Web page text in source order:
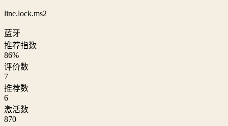
line.lock.ms2
蓝牙
推荐指数
86%
评价数
7
推荐数
6
激活数
870